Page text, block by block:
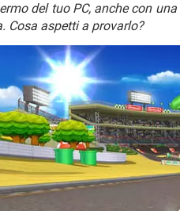
del tuo PC, anche con
Cosa aspetti a provarlo?